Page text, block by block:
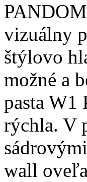
vizuálny
štýlovo
možné a
pasta
rýchla. V
wall